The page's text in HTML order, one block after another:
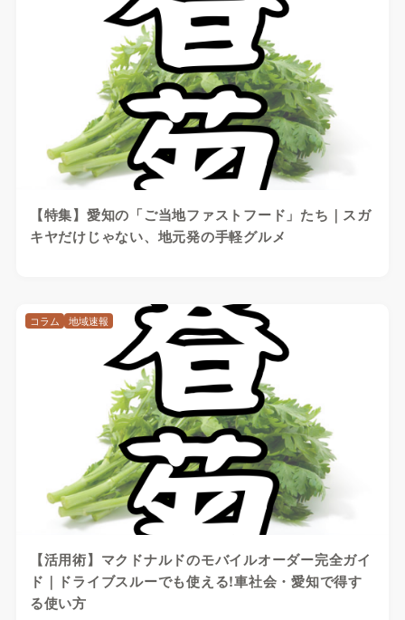
【特集】愛知の「ご当地ファストフード」たち｜スガ
キヤだけじゃない、地元発の手軽グルメ
【活用術】マクドナルドのモバイルオーダー完全ガイ
ド｜ドライブスルーでも使える!車社会・愛知で得す
る使い方
コラム 地域速報